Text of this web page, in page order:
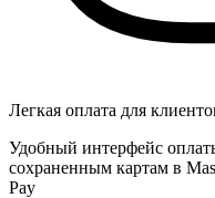
Легкая оплата для
Удобный интерфейс
сохраненным картам в
Pay